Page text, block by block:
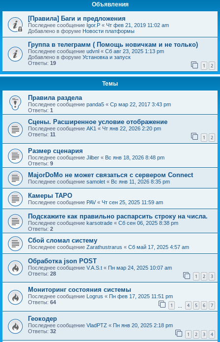
Объявления
[Правила] Баги и предложения
Последнее сообщение Igor.P « Чт фев 21, 2019 11:02 am
Добавлено в форуме Новости платформы
Группа в телеграмм ( Помощь новичкам и не только)
Последнее сообщение udvnl « Сб авг 23, 2025 1:13 pm
Добавлено в форуме Установка и запуск
Ответы: 19 1 2
Темы
Правила раздела
Последнее сообщение panda5 « Ср мар 22, 2017 3:43 pm
Ответы: 1
Сцены. Расширенное условие отображение
Последнее сообщение AK1 « Чт янв 22, 2026 2:20 pm
Ответы: 11 1 2
Размер сценария
Последнее сообщение Jilber « Вс янв 18, 2026 8:48 pm
Ответы: 9
MajorDoMo не может связаться с сервером Connect
Последнее сообщение samolet « Вс янв 11, 2026 8:35 pm
Камеры TAPO
Последнее сообщение PAV « Чт сен 25, 2025 11:59 am
Подскажите как правильно распарсить строку на числа.
Последнее сообщение karsotrade « Сб сен 06, 2025 8:38 pm
Ответы: 2
Сбой сломал систему
Последнее сообщение Zarathustrarus « Сб май 17, 2025 4:57 am
Обработка json POST
Последнее сообщение V.A.S.t « Пн мар 24, 2025 10:07 am
Ответы: 28 1 2 3
Мониторинг состояния системы
Последнее сообщение Logrus « Пн фев 17, 2025 11:51 pm
Ответы: 64 1 4 5 6 7
Геокодер
Последнее сообщение VladPTZ « Пн янв 20, 2025 2:18 pm
Ответы: 32 1 2 3 4